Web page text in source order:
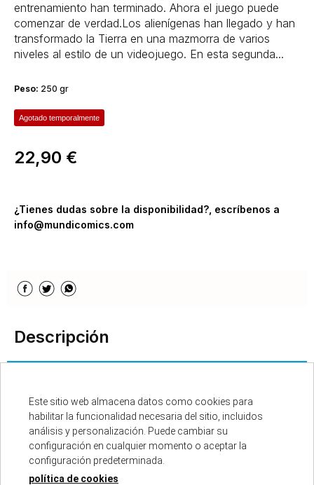
entrenamiento han terminado. Ahora el juego puede
comenzar de verdad.Los alienígenas han llegado y han
transformado la Tierra en una mazmorra de varios
niveles al estilo de un videojuego. En esta segunda...
Peso: 250 gr
Agotado temporalmente
22,90 €
¿Tienes dudas sobre la disponibilidad?, escríbenos a
info@mundicomics.com
Descripción
Fecha de edición : 16/10/2025
Autores : MATT DINNIMAN
Número de páginas : 384
Colección : CARL EL MAZMORRERO
Este sitio web almacena datos como cookies para
habilitar la funcionalidad necesaria del sitio, incluidos
análisis y personalización. Puede cambiar su
configuración en cualquier momento o aceptar la
configuración predeterminada.
política de cookies